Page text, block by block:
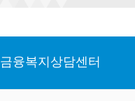
금융복지상담센터